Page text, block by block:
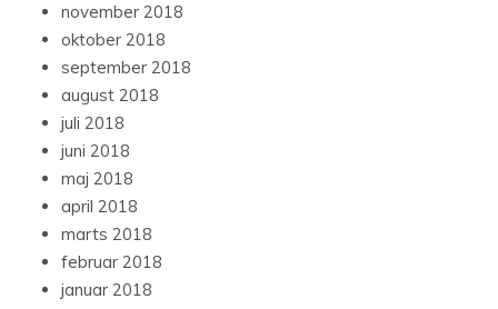
november 2018
oktober 2018
september 2018
august 2018
juli 2018
juni 2018
maj 2018
april 2018
marts 2018
februar 2018
januar 2018